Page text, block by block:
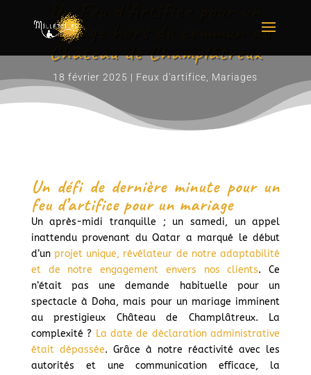
Un Feu d’Artifice pour un
mariage hors du commun au
Château de Champlâtreux
18 février 2025 | Feux d'artifice Mariages
Un défi de dernière minute pour un
feu d’artifice pour un mariage
Un après-midi tranquille ; un samedi, un appel
inattendu provenant du Qatar a marqué le début
d’unprojet unique, révélateur de notre adaptabilité
et de notre engagement envers nos clients. Ce
n’était pas une demande habituelle pour un
spectacle à Doha, mais pour un mariage imminent
au prestigieux Château de Champlâtreux. La
complexité ? La date de déclaration administrative
était dépassée. Grâce à notre réactivité avec les
autorités et une communication efficace, la